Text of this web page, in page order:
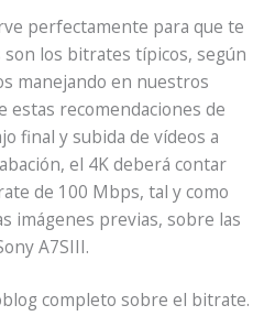
perfectamente para que te
son los bitrates típicos, según
manejando en nuestros
estas recomendaciones de
final y subida de vídeos a
el 4K deberá contar
de 100 Mbps, tal y como
imágenes previas, sobre las
A7SIII.
completo sobre el bitrate.